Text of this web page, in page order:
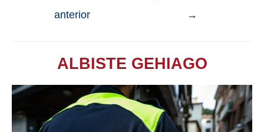
anterior
→
ALBISTE GEHIAGO